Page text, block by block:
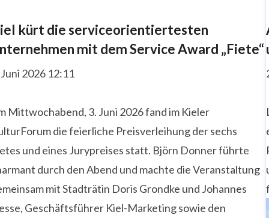
kürt die serviceorientiertesten
mit dem Service Award „Fiete“
2026 12:11
Mittwochabend, 3. Juni 2026 fand im Kieler
die feierliche Preisverleihung der sechs
und eines Jurypreises statt. Björn Donner führte
durch den Abend und machte die Veranstaltung
mit Stadträtin Doris Grondke und Johannes
Geschäftsführer Kiel-Marketing sowie den